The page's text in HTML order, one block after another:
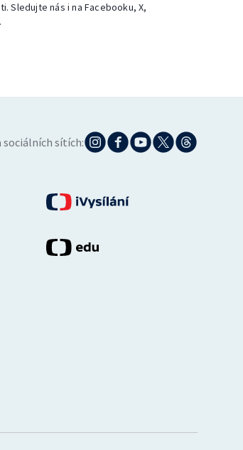
Sledujte nás i na Facebooku, X,
sociálních sítích: